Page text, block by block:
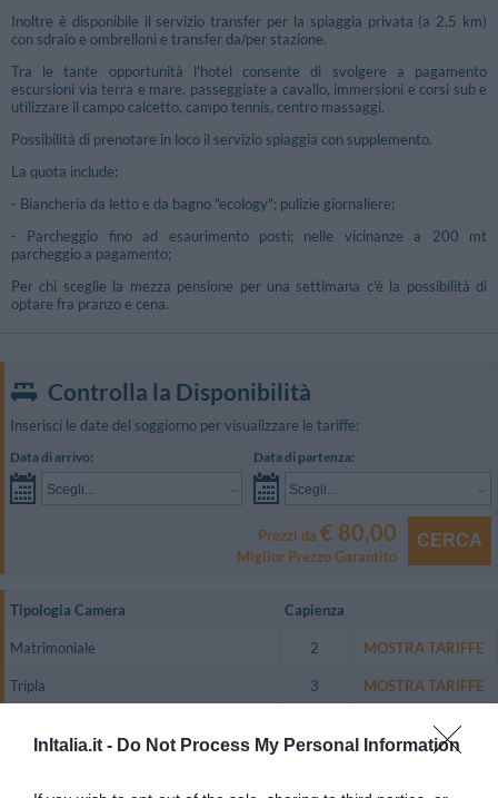
InItalia.it - Do Not Process My Personal Information
Foto Libere
Inoltre è disponibile il servizio transfer per la spiaggia privata (a 2,5 km)
con sdraio e ombrelloni e transfer da/per stazione.
Tra le tante opportunità l'hotel consente di svolgere a pagamento
escursioni via terra e mare, passeggiate a cavallo, immersioni e corsi sub e
utilizzare il campo calcetto, campo tennis, centro massaggi.
Possibilità di prenotare in loco il servizio spiaggia con supplemento.
La quota include:
- Biancheria da letto e da bagno "ecology"; pulizie giornaliere;
- Parcheggio fino ad esaurimento posti; nelle vicinanze a 200 mt
parcheggio a pagamento;
Per chi sceglie la mezza pensione per una settimana c'è la possibilità di
optare fra pranzo e cena.
Controlla la Disponibilità
Inserisci le date del soggiorno per visualizzare le tariffe:
Data di arrivo:
Scegli...
Data di partenza:
Scegli...
Prezzi da € 80,00
Miglior Prezzo Garantito
CERCA
Tipologia Camera Capienza
Matrimoniale 2 MOSTRA TARIFFE
Tripla 3 MOSTRA TARIFFE
MOSTRA TARIFFE